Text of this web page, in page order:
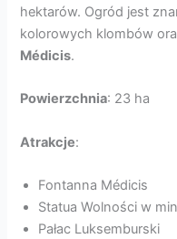
hektarów. Ogród jest
kolorowych klombów
Médicis.
Powierzchnia: 23 ha
Atrakcje:
Fontanna Médicis
Statua Wolności w
Pałac Luksemburski